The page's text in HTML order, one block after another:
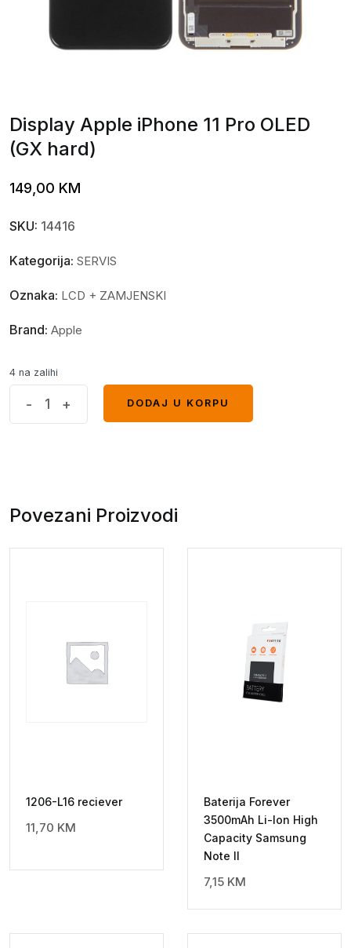
Display Apple iPhone 11 Pro OLED
(GX hard)
149,00 KM
SKU: 14416
Kategorija: SERVIS
Oznaka: LCD + ZAMJENSKI
Brand: Apple
4 na zalihi
OLED
- +
DODAJ U KORPU
Povezani Proizvodi
1206-L16 reciever
11,70 KM
Baterija Forever
3500mAh Li-Ion High
Capacity Samsung
Note II
7,15 KM